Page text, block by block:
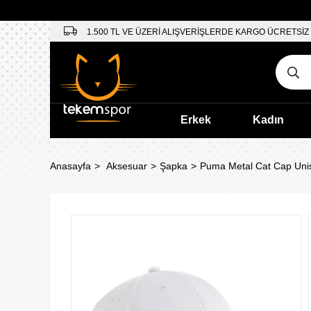
1.500 TL VE ÜZERİ ALIŞVERİŞLERDE KARGO ÜCRETSİZ
Erkek Kadın
Anasayfa Aksesuar Şapka Puma Metal Cat Cap